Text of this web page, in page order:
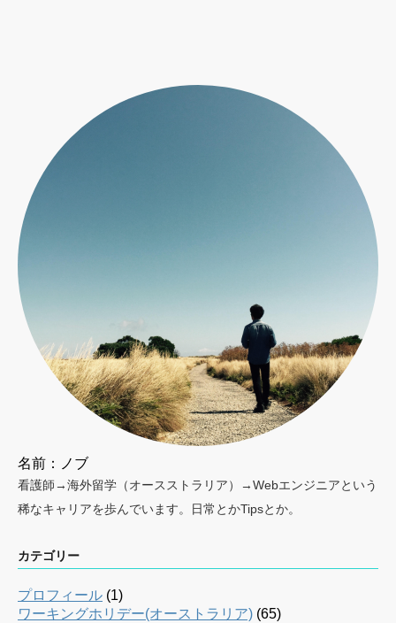
名前：ノブ
看護師→海外留学（オースストラリア）→Webエンジニアという
稀なキャリアを歩んでいます。日常とかTipsとか。
カテゴリー
プロフィール (1)
ワーキングホリデー(オーストラリア) (65)